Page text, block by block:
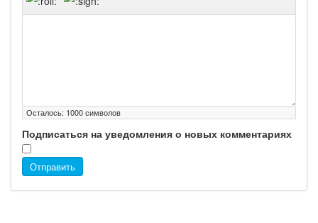
Осталось: 1000символов
Подписаться на уведомления о новых комментариях
Отправить